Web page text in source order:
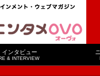
インタビュー
& INTERVIEW